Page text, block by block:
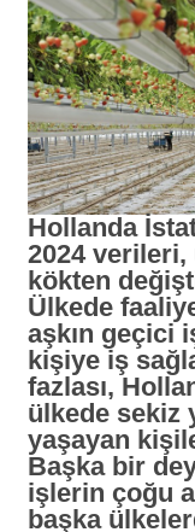
Hollanda
2024 verileri,
kökten
Ülkede
aşkın geçici
kişiye iş
fazlası,
ülkede sekiz
yaşayan
Başka bir
işlerin çoğu
başka